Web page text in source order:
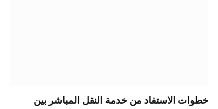
خطوات الاستفاد من خدمة النقل المباشر بين